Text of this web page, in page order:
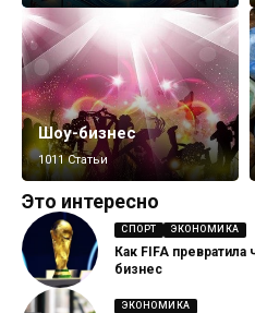
Шоу-бизнес
1011 Статьи
Это интересно
СПОРТ ЭКОНОМИКА
Как FIFA
бизнес
ЭКОНОМИКА